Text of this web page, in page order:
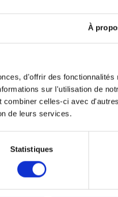
À
d'offrir des fonctionnalités
sur l'utilisation de
celles-ci avec
de leurs services.
Statistiques
de route).
Salobra, sur
une première
activités sont
Elles durent de
du lieu.